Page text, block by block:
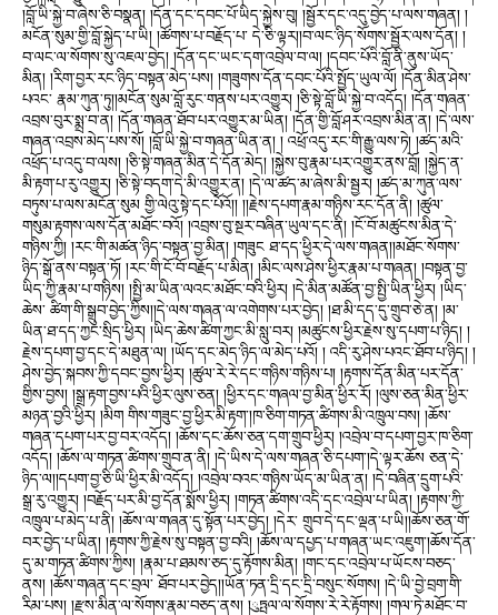
།བློ་ཡི་སྐྱེ་བ་ཞེས་ཅི་བསྣན། །དོན་དང་དབང་པོ་ཡིད་སྐྱེས་བུ། །སྦྱོར་དང་འདུ་བྱེད་པ་ལས་གཞན། །
མངོན་སུམ་གྱི་བློ་སྐྱེད་པ་ཡི། །ཚོགས་པ་བརྗོད་པ་ དེ་ཅི་ལྟར།།བ་ལང་ཉིད་སོགས་སྦྱོར་ལས་དོན། །
བ་ལང་ལ་སོགས་སུ་འཇལ་བྱེད། །དོན་དང་ཡང་དག་འབྲེལ་བ་ལ། །དབང་པོའི་བློ་ནི་ནུས་ཡོད་
མིན། །རིག་བྱར་རང་ཉིད་བསྟན་མེད་པས། །གཟུགས་དོན་དབང་པོའི་སྤྱོད་ཡུལ་ལོ། །དོན་མིན་ཤེས་
པའང་ རྣམ་ཀུན་ཏུ།།མངོན་སུམ་བློ་རུང་གནས་པར་འགྱུར། །ཅི་སྟེ་བློ་ཡི་སྐྱེ་བ་འདོད། །དོན་གཞན་
འབྲས་བུར་སྨྲ་བ་ན། །དོན་གཞན་ཐོབ་པར་འགྱུར་མ་ཡིན། །དོན་གྱི་བློ་ཤར་འབྲས་མིན་ན། །དེ་ལས་
གཞན་འབྲས་མེད་པས་སོ། །བློ་ཡི་སྐྱེ་བ་གཞན་ཡིན་ན། ། འཕྲོ་འདུ་རང་གི་རྒྱུ་ལས་ཏེ། །ཚད་མའི་
འཕྲོད་པ་འདུ་བ་ལས། །ཅི་སྟེ་གཞན་མིན་དེ་དོན་མེད། །སྐྱེས་བུ་རྣམ་པར་འགྱུར་ནས་བློ། །སྐྱེད་ན་
མི་རྟག་པ་རུ་འགྱུར། །ཅི་སྟེ་བདག་དེ་མི་འགྱུར་ན། །དེ་ལ་ཚད་མ་ཞེས་མི་སྦྱར། །ཚད་མ་ཀུན་ལས་
བཏུས་པ་ལས་མངོན་སུམ གྱི་ལེའུ་སྟེ་དང་པོའོ།། །།རྗེས་དཔག་རྣམ་གཉིས་རང་དོན་ནི། །ཚུལ་
གསུམ་རྟགས་ལས་དོན་མཐོང་བའོ། །འབྲས་བུ་སྔར་བཞིན་ཡུལ་དང་ནི། །ངོ་བོ་མཚུངས་མིན་དེ་
གཉིས་ཀྱི། །རང་གི་མཚན་ཉིད་བསྟན་བྱ་མིན། །གཟུང ཐ་དད་ཕྱིར་དེ་ལས་གཞན།།མཐོང་སོགས་
ཉིད་སྒོ་ནས་བསྟན་ཏོ། །རང་གི་ངོ་བོ་བརྗོད་པ་མིན། །མིང་ལས་ཤེས་ཕྱིར་རྣམ་པ་གཞན། །བསྟན་བྱ་
ཡིད་ཀྱི་རྣམ་པ་གཉིས། །སྤྱི་མ་ཡིན་ལའང་མཐོང་བའི་ཕྱིར། །དེ་མིན་མཚོན་བྱ་སྤྱི་ཡིན་ཕྱིར། །ཡིད་
ཆེས་ ཚིག་གི་སྒྲུབ་བྱེད་ཀྱིས།།དེ་ལས་གཞན་ལ་འགེགས་པར་བྱེད། །ཐ་མི་དད་དུ་གྲུབ་ཅེ་ན། །མ་
ཡིན་ཐ་དད་ཀྱང་སྲིད་ཕྱིར། །ཡིད་ཆེས་ཚིག་ཀྱང་མི་སླུ་བར། །མཚུངས་ཕྱིར་རྗེས་སུ་དཔག་པ་ཉིད། །
རྗེས་དཔག་བྱ་དང་དེ་མཐུན་ལ། །ཡོད་དང་མེད་ཉིད་ལ་མེད་པའོ། ། འདི་རུ་ཤེས་པའང་ཐོབ་པ་ཉིད། །
ཤེས་བྱེད་སྐབས་ཀྱི་དབང་བྱས་ཕྱིར། །ཚུལ་རེ་རེ་དང་གཉིས་གཉིས་པ། །རྟགས་དོན་མིན་པར་དོན་
གྱིས་བྱས། །སྒྲ་རྟག་བྱས་པའི་ཕྱིར་ལུས་ཅན། །ཕྱིར་དང་གཞལ་བྱ་མིན་ཕྱིར་རོ། །ལུས་ཅན་མིན་ཕྱིར་
མཉན་བྱའི་ཕྱིར། །མིག གིས་གཟུང་བྱ་ཕྱིར་མི་རྟག་།ཁ་ཅིག་གཏན་ཚིགས་མི་འཁྲུལ་བས། །ཆོས་
གཞན་དཔག་པར་བྱ་བར་འདོད། །ཆོས་དང་ཆོས་ཅན་དག་གྲུབ་ཕྱིར། །འབྲེལ་བ་དཔག་བྱར་ཁ་ཅིག་
འདོད། །ཆོས་ལ་གཏན་ཚིགས་གྲུབ་ན་ནི། །དེ་ཡིས་དེ་ལས་གཞན་ཅི་དཔག་།དེ་ལྟར་ཆོས ཅན་དེ་
ཉིད་ལ།།དཔག་བྱ་ཅི་ཡི་ཕྱིར་མི་འདོད། །འབྲེལ་བའང་གཉིས་ཡོད་མ་ཡིན་ན། །དེ་བཞིན་དྲུག་པའི་
སྒྲ་རུ་འགྱུར། །བརྗོད་པར་མི་བྱ་དོན་སྨོས་ཕྱིར། །གཏན་ཚིགས་འདི་དང་འབྲེལ་པ་ཡིན། །རྟགས་ཀྱི་
འཁྲུལ་པ་མེད་པ་ནི། །ཆོས་ལ་གཞན་དུ་སྟོན་པར་བྱེད། །དེར་ གྲུབ་དེ་དང་ལྡན་པ་ཡི།།ཆོས་ཅན་གོ་
བར་བྱེད་པ་ཡིན། །རྟགས་ཀྱི་རྗེས་སུ་བསྟན་བྱ་བའི། །ཆོས་ལ་དཔྱད་པ་གཞན་ཡང་འཇུག་།ཆོས་དོན་
དུ་མ་གཏན་ཚིགས་ཀྱིས། །རྣམ་པ་ཐམས་ཅད་དུ་རྟོགས་མིན། །གང་དང་འབྲེལ་པ་ཡོངས་བཅད་
ནས། །ཆོས་གཞན་དང་བྲལ་ ཐོབ་པར་བྱེད།།ཡོན་ཏན་དྲི་དང་དྲི་བསུང་སོགས། །དེ་ཡི་བྱེ་བྲག་གི་
རིམ་པས། །རྫས་མིན་ལ་སོགས་རྣམ་བཅད་ནས། །ུཏྤལ་ལ་སོགས་རེ་རེ་རྟོགས། །གལ་ཏེ་མཐོང་བ་